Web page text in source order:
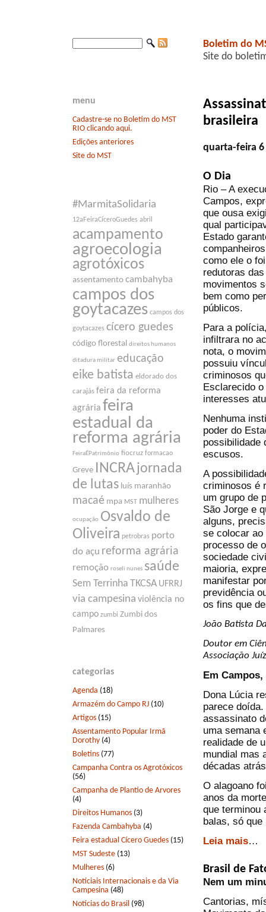
menu
Cadastre-se no Boletim do MST
RIO clicando aqui.
Edições anteriores
Site do MST
#MarmitaSolidaria
12aFeiraCíceroGuedes abril
acampamento
agroecologia
agrotóxicos
assentamento cambahyba
campos dos
goytacazes campos dos
goytacazes cícero guedes
código florestal direitos humanos
ditadura militar educação
eike batista eldorado dos
carajás feira da reforma
agrária feira
estadual da
reforma agrária
FeiraÉPatrimônio fiocruz formacao
Greve INCRA jornada
de lutas luís maranhão
macaé mpa MST mulheres
ocupação Osvaldo de
Oliveira petrobras porto
do açu reforma agrária
remoção roseli nunes saúde
Sem Terrinha TKCSA UFRRJ
via campesina violência no
campo zumbi Zumbi dos
Palmares
categorias
Agenda (18)
Armazém do Campo RJ (10)
Artigos (15)
Assentamento Popular Irmã
Dorothy (4)
Boletins (77)
Campanha Contra os Agrotóxicos
(56)
Campanha de Plantio de Arvores
(4)
Direitos Humanos (3)
Fazenda Cambahyba (4)
Feira estadual Cícero Guedes (15)
MST Sudeste (13)
Mulheres (6)
Notíciais Internacionais e da Via
Campesina (48)
Notícias do Brasil (98)
Boletim do
Site do
brasileira
quarta-feira
O Dia
Rio – A
Campos,
que ousa
qual
Estado
como ele o
redutoras
movimentos
bem como
públicos.
Para a
infiltrara no
nota, o
possuiu
criminosos
Esclarecido
interesses
Nenhuma
poder do
possibilidade
escusos.
A
criminosos é
um grupo de
São Jorge e
alguns,
se colocar ao
processo de
sociedade
maioria,
manifestar
previdência
os fins que
João Batista
Doutor em
Associação
Em
Dona Lúcia
parece
assassinato
uma semana
realidade de
mundial mas
décadas
O alagoano
anos da
que terminou
balas, só que
Leia mais…
Brasil de
Nem um
Cantorias,